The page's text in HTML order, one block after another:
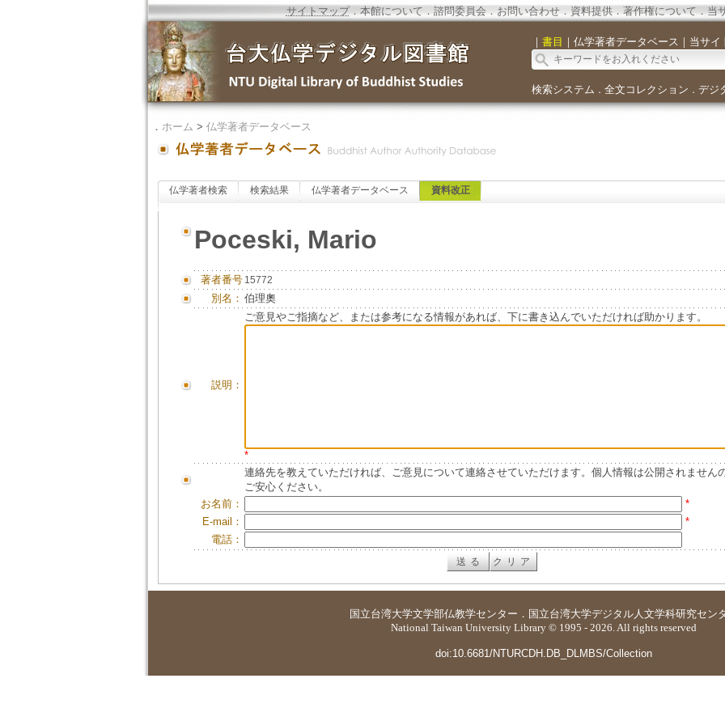
サイトマップ．本館について．諮問委員会． お問い合わせ． 資料提供．著作権について．当
｜ 書目 ｜ 仏学著者データベース ｜ 当サイ
検索システム ． 全文コレクション ． デジ
． ホーム > 仏学著者データベース
仏学著者検索 検索結果 仏学著者データベース 資料改正
Poceski, Mario
著者番号 15772
別名： 伯理奧
説明：
ご意見やご指摘など、または参考になる情報があれば、下に書き込んでいただければ助かります。
*
連絡先を教えていただければ、ご意見について連絡させていただけます。個人情報は公開されません
ご安心ください。
お名前：
*
E-mail：
*
電話：
国立台湾大学文学部仏教学センター ． 国立台湾大学デジタル人文学科研究セン
National Taiwan University Library © 1995 - 2026. All rights reserved
doi:10.6681/NTURCDH.DB_DLMBS/Collection